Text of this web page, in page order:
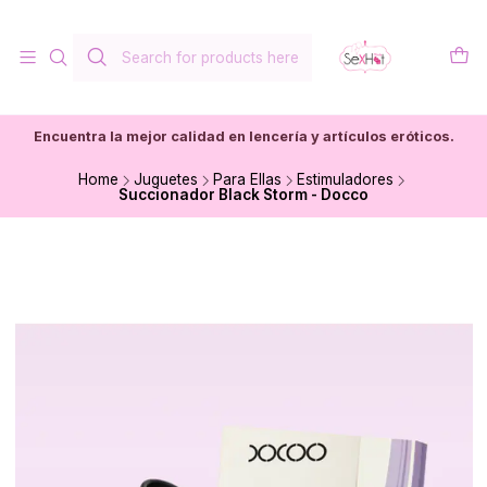
Encuentra la mejor calidad en lencería y artículos eróticos.
Home Juguetes Para Ellas
Estimuladores
Succionador Black Storm - Docco